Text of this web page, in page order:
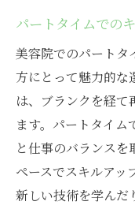
パートタイムでの
美容院でのパートタ
方にとって魅力的な
は、ブランクを経
ます。パートタイム
と仕事のバランス
ペースでスキルアッ
新しい技術を学んだ